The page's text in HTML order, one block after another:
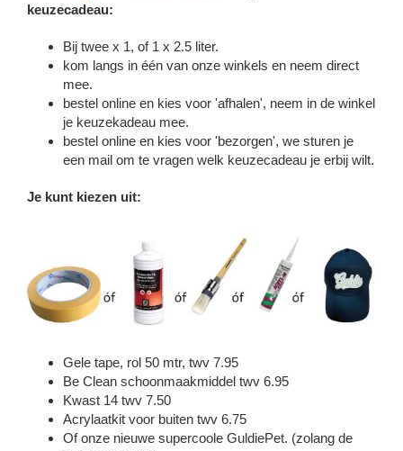
keuzecadeau:
Bij twee x 1, of 1 x 2.5 liter.
kom langs in één van onze winkels en neem direct
mee.
bestel online en kies voor 'afhalen', neem in de winkel
je keuzekadeau mee.
bestel online en kies voor 'bezorgen', we sturen je
een mail om te vragen welk keuzecadeau je erbij wilt.
Je kunt kiezen uit:
Gele tape, rol 50 mtr, twv 7.95
Be Clean schoonmaakmiddel twv 6.95
Kwast 14 twv 7.50
Acrylaatkit voor buiten twv 6.75
Of onze nieuwe supercoole GuldiePet. (zolang de